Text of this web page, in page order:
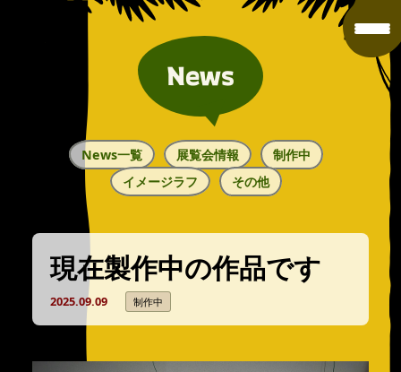
News
News一覧 展覧会情報
制作中
イメージラフ
その他
現在製作中の作品です
2025.09.09 制作中